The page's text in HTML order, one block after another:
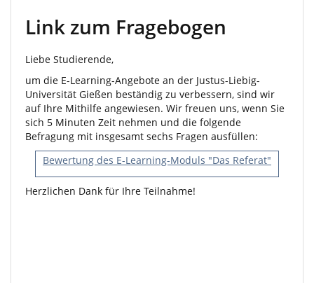
Link zum Fragebogen
Liebe Studierende,
um die E-Learning-Angebote an der Justus-Liebig-
Universität Gießen beständig zu verbessern, sind wir
auf Ihre Mithilfe angewiesen. Wir freuen uns, wenn Sie
sich 5 Minuten Zeit nehmen und die folgende
Befragung mit insgesamt sechs Fragen ausfüllen:
Bewertung des E-Learning-Moduls "Das Referat"
Herzlichen Dank für Ihre Teilnahme!